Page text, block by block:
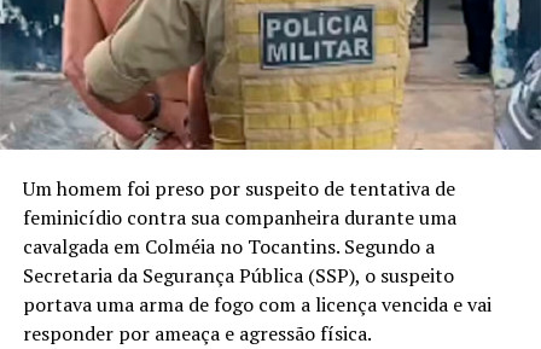
Um homem foi preso por suspeito de tentativa de
feminicídio contra sua companheira durante uma
cavalgada em Colméia no Tocantins. Segundo a
Secretaria da Segurança Pública (SSP), o suspeito
portava uma arma de fogo com a licença vencida e vai
responder por ameaça e agressão física.